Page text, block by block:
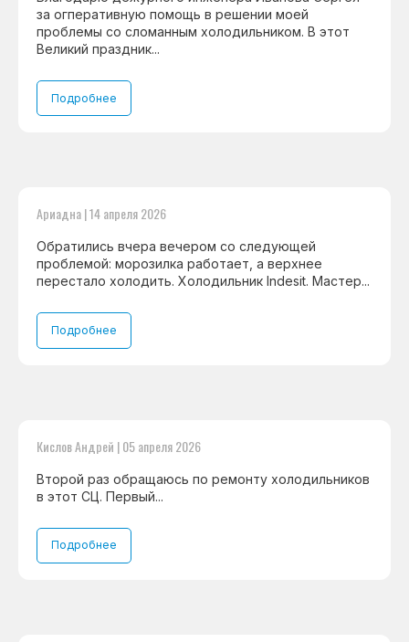
за огперативную помощь в решении моей
проблемы со сломанным холодильником. В этот
Великий праздник...
Подробнее
Ариадна | 14 апреля 2026
Обратились вчера вечером со следующей
проблемой: морозилка работает, а верхнее
перестало холодить. Холодильник Indesit. Мастер...
Подробнее
Кислов Андрей | 05 апреля 2026
Второй раз обращаюсь по ремонту холодильников
в этот СЦ. Первый...
Подробнее